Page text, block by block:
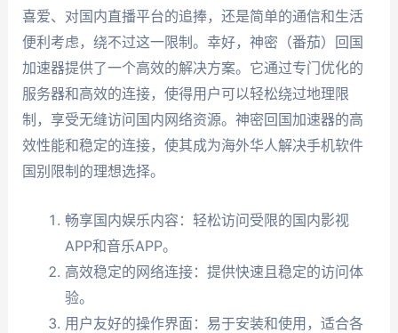
喜爱、对国内直播平台的追捧，还是简单的通信和生活
便利考虑，绕不过这一限制。幸好，神密（番茄）回国
加速器提供了一个高效的解决方案。它通过专门优化的
服务器和高效的连接，使得用户可以轻松绕过地理限
制，享受无缝访问国内网络资源。神密回国加速器的高
效性能和稳定的连接，使其成为海外华人解决手机软件
国别限制的理想选择。
畅享国内娱乐内容：轻松访问受限的国内影视
APP和音乐APP。
高效稳定的网络连接：提供快速且稳定的访问体
验。
用户友好的操作界面：易于安装和使用，适合各